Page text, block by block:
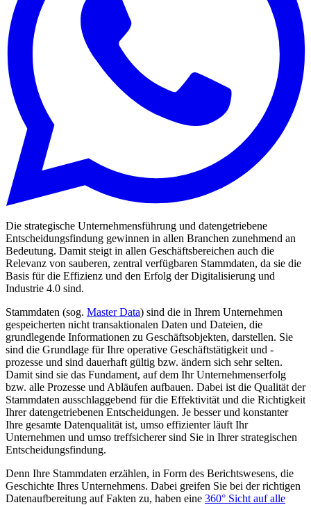
Die strategische Unternehmensführung und datengetriebene
Entscheidungsfindung gewinnen in allen Branchen zunehmend an
Bedeutung. Damit steigt in allen Geschäftsbereichen auch die
Relevanz von sauberen, zentral verfügbaren Stammdaten, da sie die
Basis für die Effizienz und den Erfolg der Digitalisierung und
Industrie 4.0 sind.
Stammdaten (sog. Master Data) sind die in Ihrem Unternehmen
gespeicherten nicht transaktionalen Daten und Dateien, die
grundlegende Informationen zu Geschäftsobjekten, darstellen. Sie
sind die Grundlage für Ihre operative Geschäftstätigkeit und -
prozesse und sind dauerhaft gültig bzw. ändern sich sehr selten.
Damit sind sie das Fundament, auf dem Ihr Unternehmenserfolg
bzw. alle Prozesse und Abläufen aufbauen. Dabei ist die Qualität der
Stammdaten ausschlaggebend für die Effektivität und die Richtigkeit
Ihrer datengetriebenen Entscheidungen. Je besser und konstanter
Ihre gesamte Datenqualität ist, umso effizienter läuft Ihr
Unternehmen und umso treffsicherer sind Sie in Ihrer strategischen
Entscheidungsfindung.
Denn Ihre Stammdaten erzählen, in Form des Berichtswesens, die
Geschichte Ihres Unternehmens. Dabei greifen Sie bei der richtigen
Datenaufbereitung auf Fakten zu, haben eine 360° Sicht auf alle